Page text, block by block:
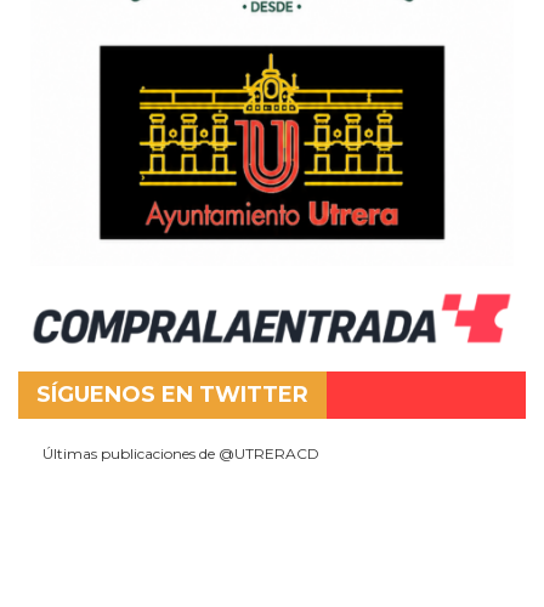
SÍGUENOS EN TWITTER
Últimas publicaciones de @UTRERACD